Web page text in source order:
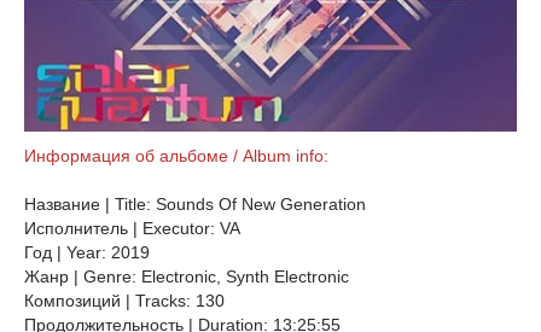
Информация об альбоме / Album info:
Название | Title: Sounds Of New Generation
Исполнитель | Executor: VA
Год | Year: 2019
Жанр | Genre: Electronic, Synth Electronic
Композиций | Tracks: 130
Продолжительность | Duration: 13:25:55